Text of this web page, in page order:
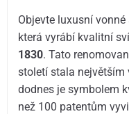
Objevte luxusní vonné
která vyrábí kvalitní
1830. Tato
století stala největším
dodnes je symbolem
než 100 patentům